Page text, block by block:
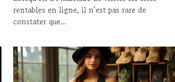
rentables en ligne, il n’est pas rare de
constater que...